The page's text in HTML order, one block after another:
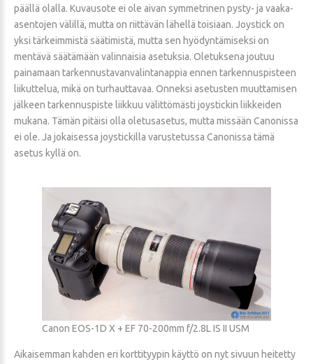
päällä olalla. Kuvausote ei ole aivan symmetrinen pysty- ja vaaka-
asentojen välillä, mutta on riittävän lähellä toisiaan. Joystick on
yksi tärkeimmistä säätimistä, mutta sen hyödyntämiseksi on
mentävä säätämään valinnaisia asetuksia. Oletuksena joutuu
painamaan tarkennustavanvalintanappia ennen tarkennuspisteen
liikuttelua, mikä on turhauttavaa. Onneksi asetusten muuttamisen
jälkeen tarkennuspiste liikkuu välittömästi joystickin liikkeiden
mukana. Tämän pitäisi olla oletusasetus, mutta missään Canonissa
ei ole. Ja jokaisessa joystickilla varustetussa Canonissa tämä
asetus kyllä on.
Canon EOS-1D X + EF 70-200mm f/2.8L IS II USM
Aikaisemman kahden eri korttityypin käyttö on nyt sivuun heitetty